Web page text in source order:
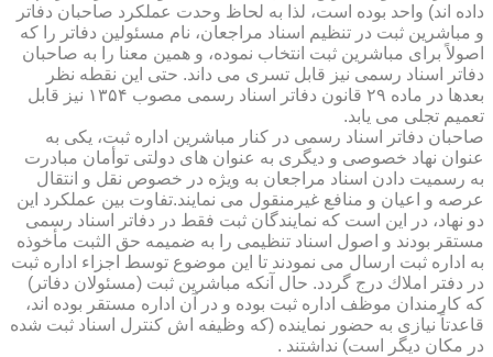
داده اند) واحد بوده است، لذا به لحاظ وحدت عملكرد صاحبان دفاتر
و مباشرین ثبت در تنظیم اسناد مراجعان، نام مسئولین دفاتر را كه
اصولاً برای مباشرین ثبت انتخاب نموده، و همین معنا را به صاحبان
دفاتر اسناد رسمی نیز قابل تسری می داند. حتی این نقطه نظر
بعدها در ماده ۲۹ قانون دفاتر اسناد رسمی مصوب ۱۳۵۴ نیز قابل
تعمیم تجلی می یابد.
صاحبان دفاتر اسناد رسمی در كنار مباشرین اداره ثبت، یكی به
عنوان نهاد خصوصی و دیگری به عنوان های دولتی توأمان مبادرت
به رسمیت دادن اسناد مراجعان به ویژه در خصوص نقل و انتقال
عرصه و اعیان و منافع غیرمنقول می نمایند.تفاوت بین عملكرد این
دو نهاد، در این است كه نمایندگان ثبت فقط در دفاتر اسناد رسمی
مستقر بودند و اصول اسناد تنظیمی را به ضمیمه حق الثبت مأخوذه
به اداره ثبت ارسال می نمودند تا این موضوع توسط اجزاء اداره ثبت
در دفتر املاك درج گردد. حال آنكه مباشرین ثبت (مسئولان دفاتر)
كه كارمندان موظف اداره ثبت بوده و در آن اداره مستقر بوده اند،
قاعدتاً نیازی به حضور نماینده (كه وظیفه اش كنترل اسناد ثبت شده
در مكان دیگر است) نداشتند .